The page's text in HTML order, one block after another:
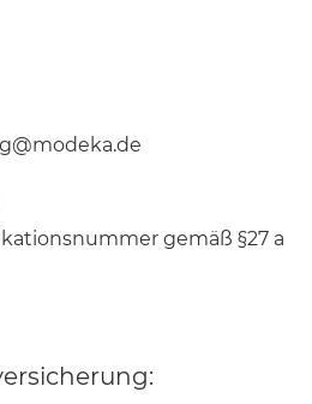
gemäß §27 a